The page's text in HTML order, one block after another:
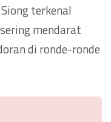
terkenal
mendarat
di ronde-ronde